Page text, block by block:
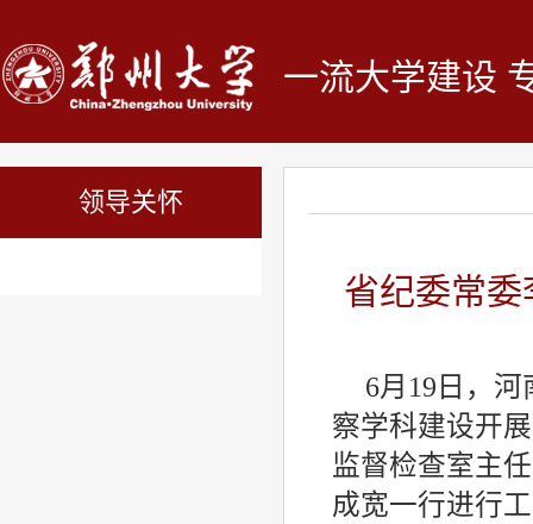
一流大学建设
领导关怀
省纪委常
6月19日，
察学科建设开
监督检查室主
成宽一行进行